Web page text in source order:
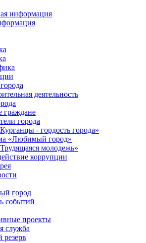
информация
деятельность
граждане
города
- гордость города»
«Любимый город»
молодежь»
коррупции
город
событий
проекты
служба